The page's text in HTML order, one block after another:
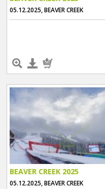
05.12.2025, BEAVER CREEK
BEAVER CREEK 2025
05.12.2025, BEAVER CREEK